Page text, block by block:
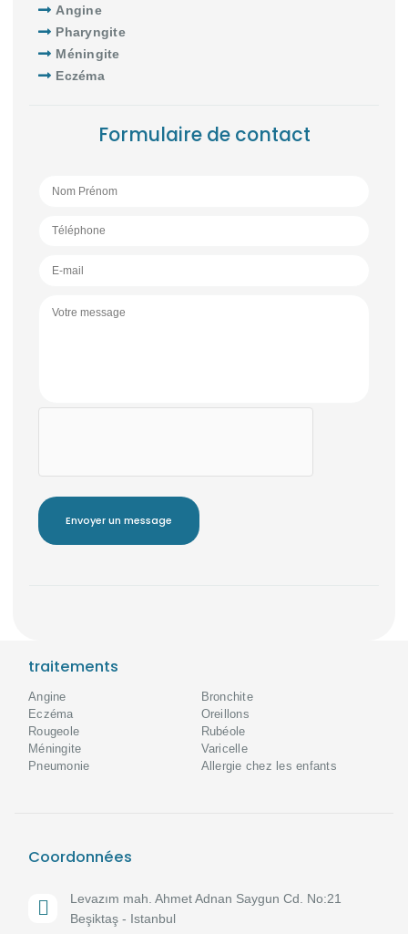
Angine
Pharyngite
Méningite
Eczéma
Formulaire de contact
traitements
Angine
Bronchite
Eczéma
Oreillons
Rougeole
Rubéole
Méningite
Varicelle
Pneumonie
Allergie chez les enfants
Coordonnées
Levazım mah. Ahmet Adnan Saygun Cd. No:21
Beşiktaş - Istanbul